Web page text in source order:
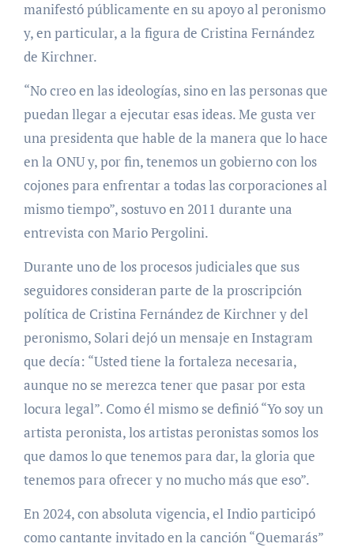
manifestó públicamente en su apoyo al peronismo
y, en particular, a la figura de Cristina Fernández
de Kirchner.
“No creo en las ideologías, sino en las personas que
puedan llegar a ejecutar esas ideas. Me gusta ver
una presidenta que hable de la manera que lo hace
en la ONU y, por fin, tenemos un gobierno con los
cojones para enfrentar a todas las corporaciones al
mismo tiempo”, sostuvo en 2011 durante una
entrevista con Mario Pergolini.
Durante uno de los procesos judiciales que sus
seguidores consideran parte de la proscripción
política de Cristina Fernández de Kirchner y del
peronismo, Solari dejó un mensaje en Instagram
que decía: “Usted tiene la fortaleza necesaria,
aunque no se merezca tener que pasar por esta
locura legal”. Como él mismo se definió “Yo soy un
artista peronista, los artistas peronistas somos los
que damos lo que tenemos para dar, la gloria que
tenemos para ofrecer y no mucho más que eso”.
En 2024, con absoluta vigencia, el Indio participó
como cantante invitado en la canción “Quemarás”